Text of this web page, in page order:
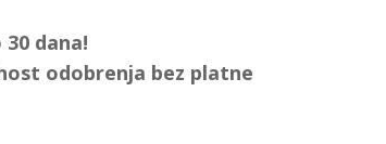
dana!
odobrenja bez platne